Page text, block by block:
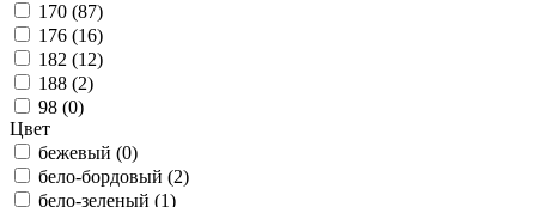
170 (87)
176 (16)
182 (12)
188 (2)
98 (0)
Цвет
бежевый (0)
бело-бордовый (2)
бело-зеленый (1)